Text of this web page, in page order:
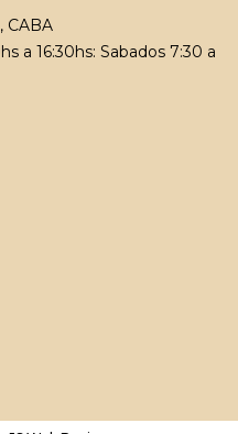
CABA
a 16:30hs: Sabados 7:30 a